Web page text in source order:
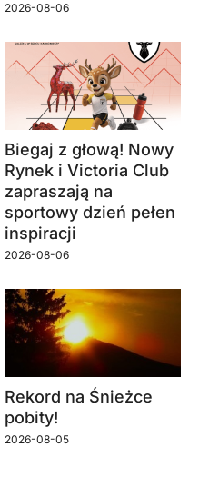
2026-08-06
Biegaj z głową! Nowy
Rynek i Victoria Club
zapraszają na
sportowy dzień pełen
inspiracji
2026-08-06
Rekord na Śnieżce
pobity!
2026-08-05